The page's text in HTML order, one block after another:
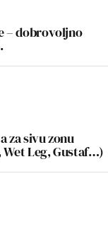
– dobrovoljno
za sivu zonu
Wet Leg, Gustaf…)